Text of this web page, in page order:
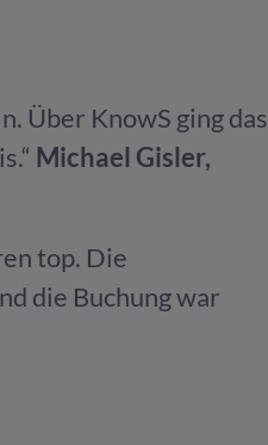
Über KnowS ging das
Michael Gisler,
top. Die
die Buchung war